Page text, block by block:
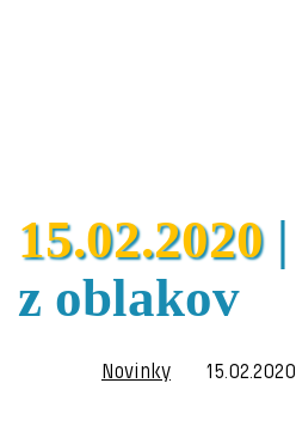
15.02.2020 |
z oblakov
Novinky